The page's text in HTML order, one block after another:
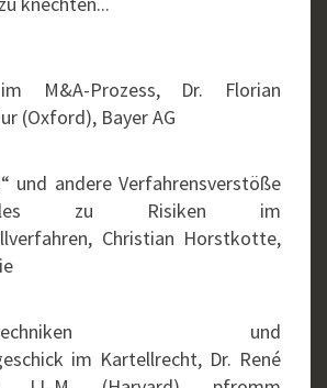
M&A-Prozess, Dr. Florian
(Oxford), Bayer AG
und andere Verfahrensverstöße
zu Risiken im
Christian Horstkotte,
und
im Kartellrecht, Dr. René